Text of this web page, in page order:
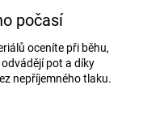
počasí
oceníte při běhu,
pot a díky
nepříjemného tlaku.